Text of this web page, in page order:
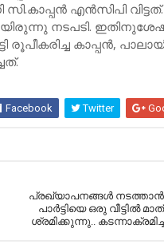
എൻസിപി
നടപടി.
കാപ്പൻ,
Facebook Twitter
പ്രഖ്യാപനങ്ങള്‍
പാര്‍ട്ടിയെ ഒരു വീട്ടില്‍
ശ്രമിക്കുന്നു..